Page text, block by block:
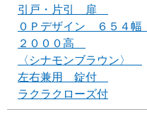
引戸・片引 扉
０Ｐデザイン ６５４幅
２０００高
〈シナモンブラウン〉
左右兼用 錠付
ラクラクローズ付